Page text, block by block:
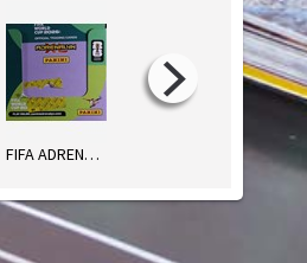
FIFA ADRENALYN WM 2026 CARDS FERNSEHWOCHE NORD